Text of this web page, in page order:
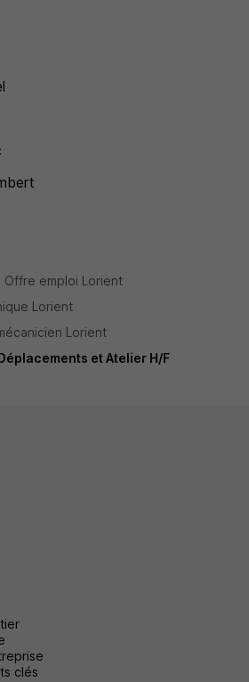
Offre emploi Lorient
Lorient
Lorient
et Atelier H/F
clés